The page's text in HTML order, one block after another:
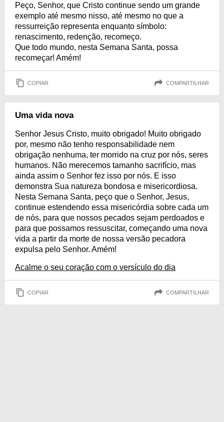
Peço, Senhor, que Cristo continue sendo um grande
exemplo até mesmo nisso, até mesmo no que a
ressurreição representa enquanto símbolo:
renascimento, redenção, recomeço.
Que todo mundo, nesta Semana Santa, possa
recomeçar! Amém!
COPIAR COMPARTILHAR
Uma vida nova
Senhor Jesus Cristo, muito obrigado! Muito obrigado
por, mesmo não tenho responsabilidade nem
obrigação nenhuma, ter morrido na cruz por nós, seres
humanos. Não merecemos tamanho sacrifício, mas
ainda assim o Senhor fez isso por nós. E isso
demonstra Sua natureza bondosa e misericordiosa.
Nesta Semana Santa, peço que o Senhor, Jesus,
continue estendendo essa misericórdia sobre cada um
de nós, para que nossos pecados sejam perdoados e
para que possamos ressuscitar, começando uma nova
vida a partir da morte de nossa versão pecadora
expulsa pelo Senhor. Amém!
Acalme o seu coração com o versículo do dia
COPIAR COMPARTILHAR